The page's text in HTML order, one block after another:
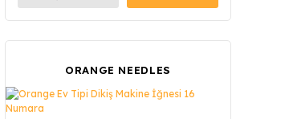
ORANGE NEEDLES